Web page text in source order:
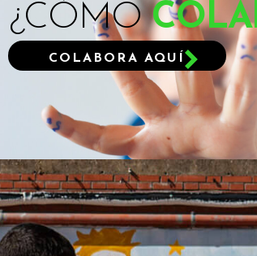
¿CÓMO
COLABORA AQUÍ